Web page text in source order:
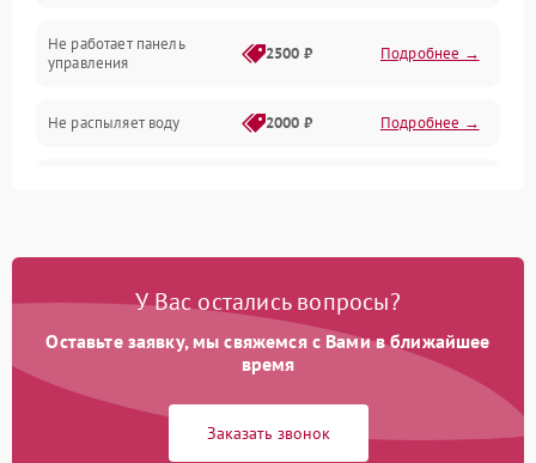
Гигиена
Программное обеспечение
Не работает панель
управления
2500 ₽ Подробнее →
Не распыляет воду 2000 ₽ Подробнее →
Проблемы с набором
Не работает сушилка 2100 ₽ Подробнее →
Сбои в работе таймера 1700 ₽
У Вас остались вопросы?
Оставьте заявку, мы свяжемся с Вами в ближайшее
время
Заказать звонок